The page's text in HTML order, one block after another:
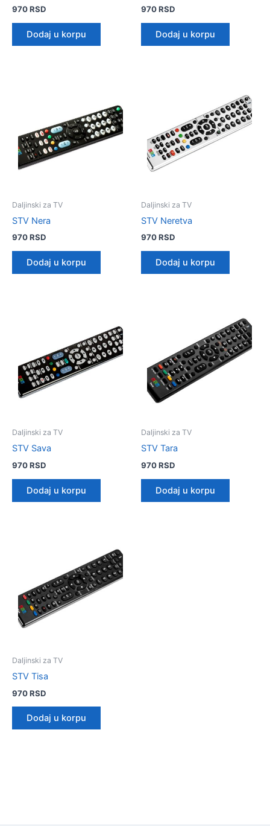
970RSD
Dodaj u korpu
970RSD
Dodaj u korpu
Daljinski za TV
STV Nera
970RSD
Dodaj u korpu
Daljinski za TV
STV Neretva
970RSD
Dodaj u korpu
Daljinski za TV
STV Sava
970RSD
Dodaj u korpu
Daljinski za TV
STV Tara
970RSD
Dodaj u korpu
Daljinski za TV
STV Tisa
970RSD
Dodaj u korpu